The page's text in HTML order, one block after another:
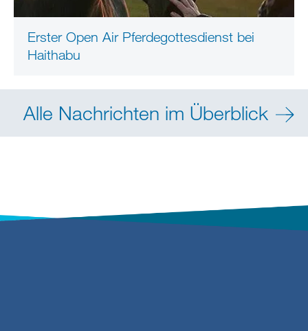
Erster Open Air Pferdegottesdienst bei
Haithabu
Alle Nachrichten im Überblick